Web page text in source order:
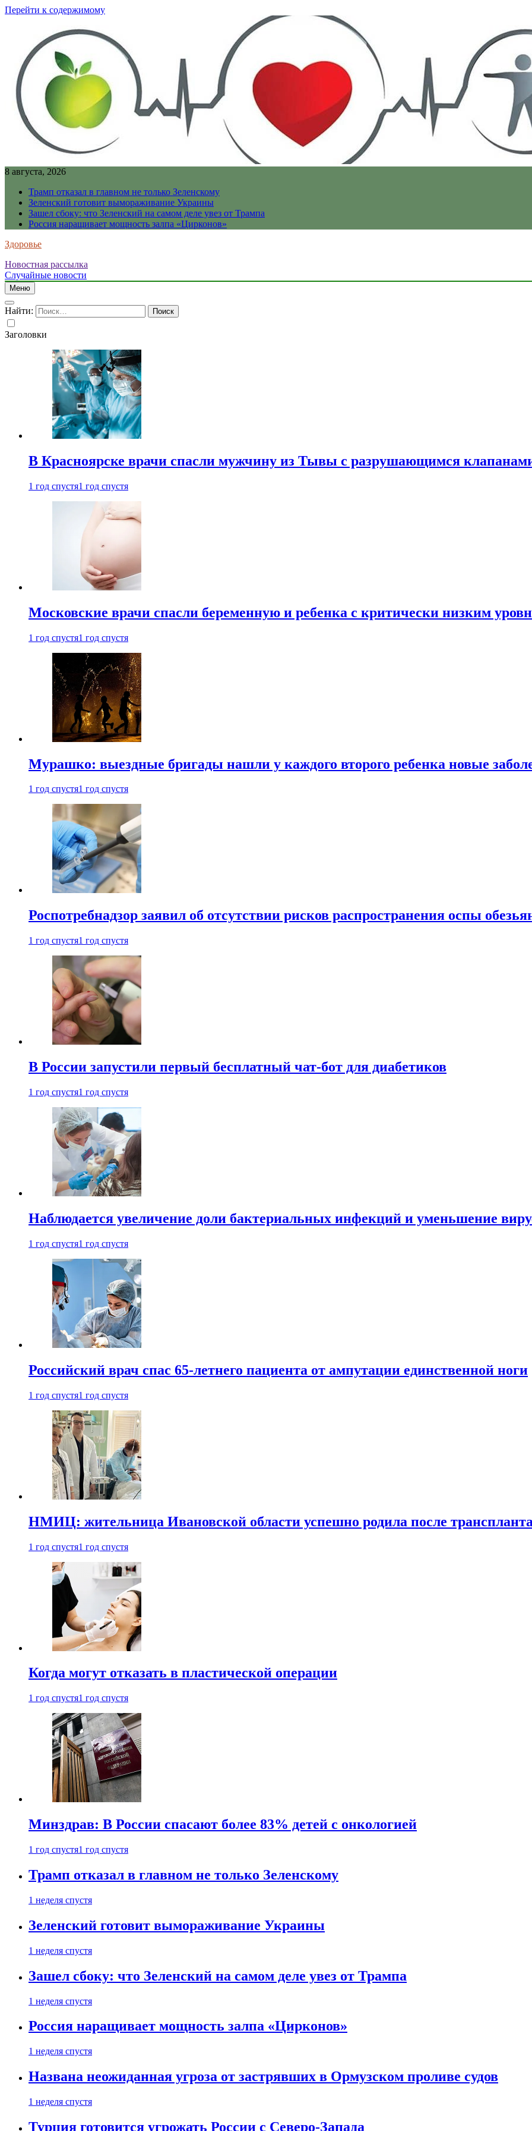
Перейти к содержимому
8 августа, 2026
Трамп отказал в главном не только Зеленскому
Зеленский готовит вымораживание Украины
Зашел сбоку: что Зеленский на самом деле увез от Трампа
Россия наращивает мощность залпа «Цирконов»
Здоровье
Новостная рассылка
Случайные новости
Меню
Найти:
Заголовки
В Красноярске врачи спасли мужчину из Тывы с разрушающимся
1 год спустя1 год спустя
Московские врачи спасли беременную и ребенка с критически низким
1 год спустя1 год спустя
Мурашко: выездные бригады нашли у каждого второго ребенка новые
1 год спустя1 год спустя
Роспотребнадзор заявил об отсутствии рисков распространения оспы
1 год спустя1 год спустя
В России запустили первый бесплатный чат-бот для диабетиков
1 год спустя1 год спустя
Наблюдается увеличение доли бактериальных инфекций и уменьшение
1 год спустя1 год спустя
Российский врач спас 65-летнего пациента от ампутации единственной ноги
1 год спустя1 год спустя
НМИЦ: жительница Ивановской области успешно родила после
1 год спустя1 год спустя
Когда могут отказать в пластической операции
1 год спустя1 год спустя
Минздрав: В России спасают более 83% детей с онкологией
1 год спустя1 год спустя
Трамп отказал в главном не только Зеленскому
1 неделя спустя
Зеленский готовит вымораживание Украины
1 неделя спустя
Зашел сбоку: что Зеленский на самом деле увез от Трампа
1 неделя спустя
Россия наращивает мощность залпа «Цирконов»
1 неделя спустя
Названа неожиданная угроза от застрявших в Ормузском проливе судов
1 неделя спустя
Турция готовится угрожать России с Северо-Запада